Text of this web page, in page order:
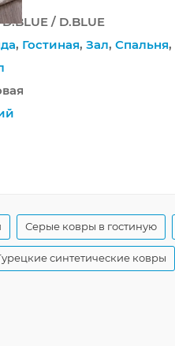
/ D.BLUE
, Гостиная, Зал, Спальня,
Серые ковры в гостиную
синтетические ковры